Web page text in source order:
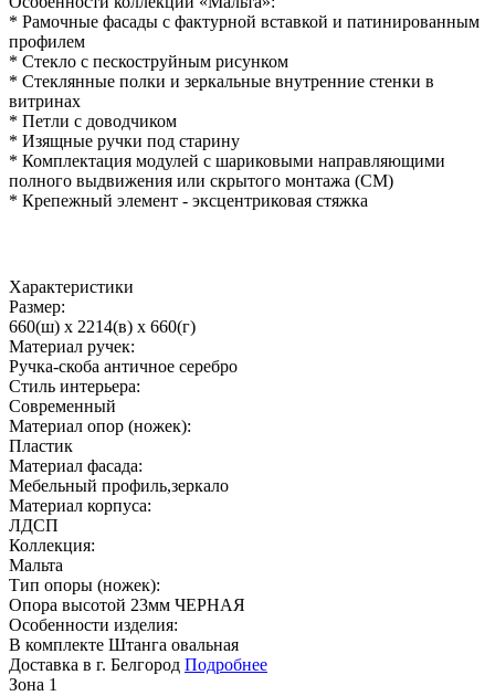
* Рамочные фасады с фактурной вставкой и патинированным
профилем
* Стекло с пескоструйным рисунком
* Стеклянные полки и зеркальные внутренние стенки в
витринах
* Петли с доводчиком
* Изящные ручки под старину
* Комплектация модулей с шариковыми направляющими
полного выдвижения или скрытого монтажа (СМ)
* Крепежный элемент - эксцентриковая стяжка
Характеристики
Размер:
660(ш) x 2214(в) x 660(г)
Материал ручек:
Ручка-скоба античное серебро
Стиль интерьера:
Современный
Материал опор (ножек):
Пластик
Материал фасада:
Мебельный профиль,зеркало
Материал корпуса:
ЛДСП
Коллекция:
Мальта
Тип опоры (ножек):
Опора высотой 23мм ЧЕРНАЯ
Особенности изделия:
В комплекте Штанга овальная
Доставка в г. Белгород Подробнее
Зона 1